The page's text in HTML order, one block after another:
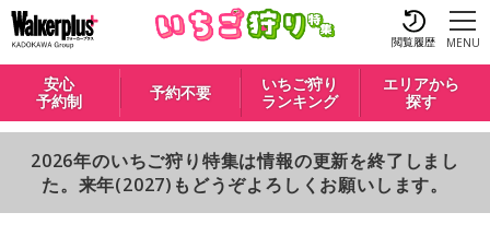
閲覧履歴 MENU
安心
予約制
予約不要
いちご狩り
ランキング
エリアから
探す
2026年のいちご狩り特集は情報の更新を終了しまし
た。来年(2027)もどうぞよろしくお願いします。